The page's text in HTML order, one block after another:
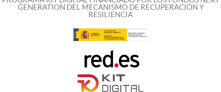
GENERATION DEL MECANISMO DE RECUPERACIÓN Y
RESILIENCIA